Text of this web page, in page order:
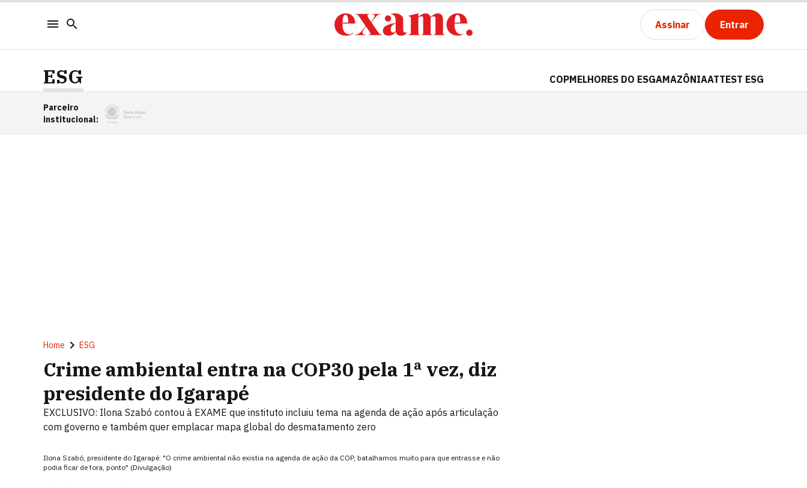
Assinar Entrar
ESG COPMELHORES DO ESGAMAZÔNIAATTEST ESG
Parceiro
institucional:
Home ESG
Crime ambiental entra na COP30 pela 1ª vez, diz
presidente do Igarapé
EXCLUSIVO: Ilona Szabó contou à EXAME que instituto incluiu tema na agenda de ação após articulação
com governo e também quer emplacar mapa global do desmatamento zero
Ilona Szabó, presidente do Igarapé: "O crime ambiental não existia na agenda de ação da COP, batalhamos muito para que entrasse e não
podia ficar de fora, ponto" (Divulgação)